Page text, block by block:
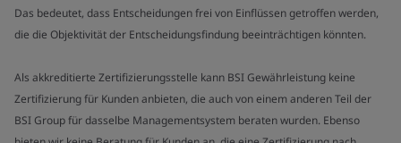
Das bedeutet, dass Entscheidungen frei von Einflüssen getroffen werden,
die die Objektivität der Entscheidungsfindung beeinträchtigen könnten.
Als akkreditierte Zertifizierungsstelle kann BSI Gewährleistung keine
Zertifizierung für Kunden anbieten, die auch von einem anderen Teil der
BSI Group für dasselbe Managementsystem beraten wurden. Ebenso